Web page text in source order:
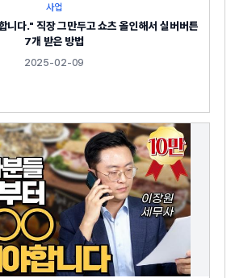
사업
니다." 직장 그만두고 쇼츠 올인해서 실버버튼
7개 받은 방법
2025-02-09